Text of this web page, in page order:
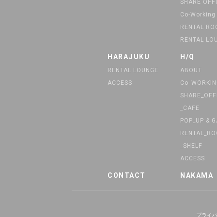
SHARE
Co-Working
RENTAL
RENTAL
HARAJUKU
RENTAL LOUNGE
ACCESS
H/Q
ABOUT
_CAFE
POP_UP &
_SHELF
ACCESS
CONTACT NAKAMA
プライ